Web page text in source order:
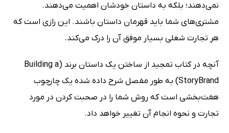
نمی‌دهند؛ بلکه به داستان خودشان اهمیت می‌دهند.
مشتری‌های شما باید قهرمان داستان باشند. این رازی است که
هر تجارت شغلی بسیار موفق آن را درک می‌کند.
آنچه در کتاب تمجید از ساختن یک داستان برند (Building a
StoryBrand) به طور مفصل شرح داده شده یک چارچوب
هفت‌بخشی است که روش شما را در صحبت کردن در مورد
تجارت و نحوه انجام آن تغییر خواهد داد.